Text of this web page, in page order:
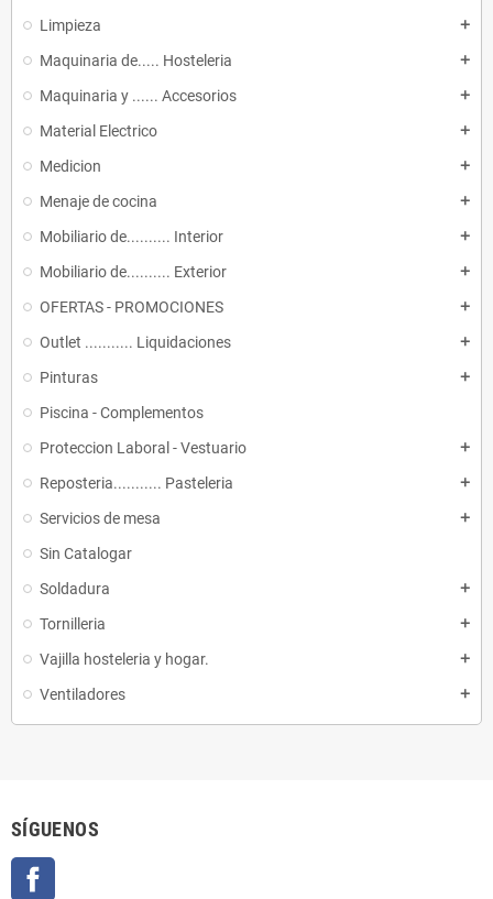
Limpieza add
Maquinaria de..... Hosteleria add
Maquinaria y ...... Accesorios add
Material Electrico add
Medicion add
Menaje de cocina add
Mobiliario de.......... Interior add
Mobiliario de.......... Exterior add
OFERTAS - PROMOCIONES add
Outlet ........... Liquidaciones add
Pinturas add
Piscina - Complementos
Proteccion Laboral - Vestuario
add
Reposteria........... Pasteleria add
Servicios de mesa add
Sin Catalogar
Soldadura
add
Tornilleria add
Vajilla hosteleria y hogar. add
Ventiladores add
SÍGUENOS